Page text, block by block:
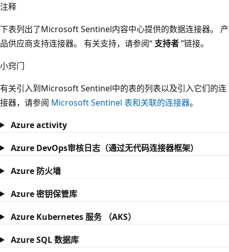
注释
下表列出了Microsoft Sentinel内容中心提供的数据连接器。 产
品供应商支持连接器。 有关支持，请参阅“ 支持者”链接。
小窍门
有关引入到Microsoft Sentinel中的表的列表以及引入它们的连
接器，请参阅 Microsoft Sentinel 表和关联的连接器。
Azure activity
Azure DevOps审核日志（通过无代码连接器框架）
Azure 防火墙
Azure 密钥保管库
Azure Kubernetes 服务 （AKS）
Azure SQL 数据库